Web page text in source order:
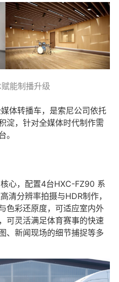
能制播升级
体转播车，是索尼公司依托
淀，针对全媒体时代制作需
。
心，配置4台HXC-FZ90 系
清分辨率拍摄与HDR制作，
色彩还原度，可适应室内外
可灵活满足体育赛事的快速
、新闻现场的细节捕捉等多